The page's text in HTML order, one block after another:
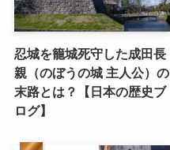
忍城を籠城死守した成田長
親（のぼうの城 主人公）の
末路とは？【日本の歴史ブ
ログ】